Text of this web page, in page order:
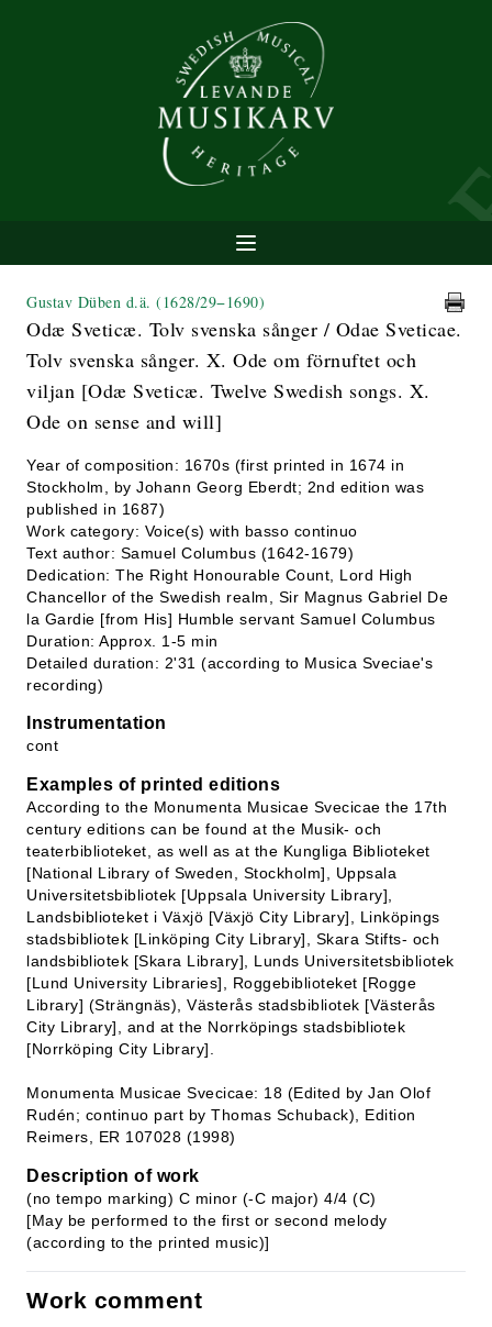
Gustav Düben d.ä. (1628/29−1690)
Odæ Sveticæ. Tolv svenska sånger / Odae Sveticae.
Tolv svenska sånger. X. Ode om förnuftet och
viljan [Odæ Sveticæ. Twelve Swedish songs. X.
Ode on sense and will]
Year of composition: 1670s (first printed in 1674 in
Stockholm, by Johann Georg Eberdt; 2nd edition was
published in 1687)
Work category: Voice(s) with basso continuo
Text author: Samuel Columbus (1642-1679)
Dedication: The Right Honourable Count, Lord High
Chancellor of the Swedish realm, Sir Magnus Gabriel De
la Gardie [from His] Humble servant Samuel Columbus
Duration: Approx. 1-5 min
Detailed duration: 2'31 (according to Musica Sveciae's
recording)
Instrumentation
cont
Examples of printed editions
According to the Monumenta Musicae Svecicae the 17th
century editions can be found at the Musik- och
teaterbiblioteket, as well as at the Kungliga Biblioteket
[National Library of Sweden, Stockholm], Uppsala
Universitetsbibliotek [Uppsala University Library],
Landsbiblioteket i Växjö [Växjö City Library], Linköpings
stadsbibliotek [Linköping City Library], Skara Stifts- och
landsbibliotek [Skara Library], Lunds Universitetsbibliotek
[Lund University Libraries], Roggebiblioteket [Rogge
Library] (Strängnäs), Västerås stadsbibliotek [Västerås
City Library], and at the Norrköpings stadsbibliotek
[Norrköping City Library].
Monumenta Musicae Svecicae: 18 (Edited by Jan Olof
Rudén; continuo part by Thomas Schuback), Edition
Reimers, ER 107028 (1998)
Description of work
(no tempo marking) C minor (-C major) 4/4 (C)
[May be performed to the first or second melody
(according to the printed music)]
Work comment